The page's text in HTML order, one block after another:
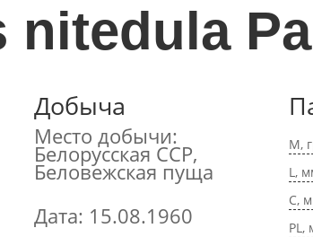
nitedula
Добыча
Место добычи:
Белорусская ССР,
Беловежская пуща
Дата: 15.08.1960
M,
L,
C,
PL,